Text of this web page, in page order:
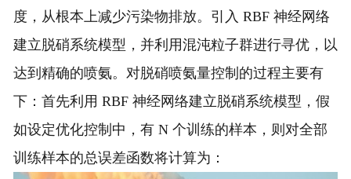
度，从根本上减少污染物排放。引入 RBF 神经网络
建立脱硝系统模型，并利用混沌粒子群进行寻优，以
达到精确的喷氨。对脱硝喷氨量控制的过程主要有
下：首先利用 RBF 神经网络建立脱硝系统模型，假
如设定优化控制中，有 N 个训练的样本，则对全部
训练样本的总误差函数将计算为：